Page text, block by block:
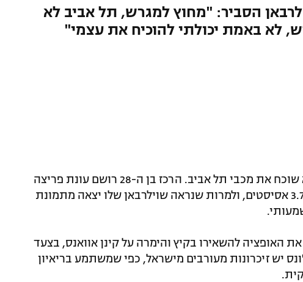
הסביר: "מחוץ למגרש, תל אביב לא
לא באמת יכולתי להוכיח את עצמי"
כריס ג'ונס פורח בוילרבאן, אבל עדיין לא שוכח את מכבי תל אביב. הרכז בן ה-28 רושם עונת פריצה
ביורוליג עם ממוצעים של 13.1 נקודות ו-3.7 אסיסטים, ולמרות שנראה שוילרבאן שלו יצאה מתמונת
האופציה להשאירו בקיץ והימרה על קינן אוואנס, בצעד
יש זיכרונות מעורבים מישראל, כפי שמשתמע בריאיון